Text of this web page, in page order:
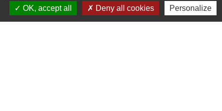
OK, accept all
Deny all cookies Personalize